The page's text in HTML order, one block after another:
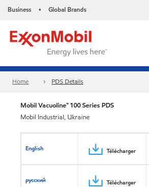
Business • Global Brands
Home PDS Details
Mobil Vacuoline™ 100 Series PDS
Mobil Industrial, Ukraine
English Télécharger
русский Télécharger